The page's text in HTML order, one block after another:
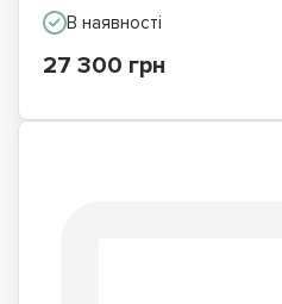
В наявності
27 300 грн